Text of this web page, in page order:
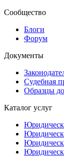
Сообщество
Блоги
Форум
Документы
Судебная
Образцы
Каталог услуг